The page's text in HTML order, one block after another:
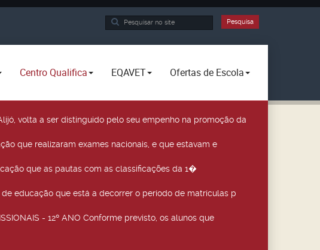
Pesquisa... Pesquisa
Centro Qualifica EQAVET Ofertas de Escola
volta a ser distinguido pelo seu empenho na promoção da
que realizaram exames nacionais, e que estavam e
que as pautas com as classificações da 1�
educação que está a decorrer o período de matrículas p
- 12º ANO Conforme previsto, os alunos que